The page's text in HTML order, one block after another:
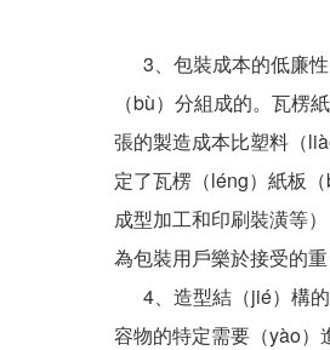
3、包裝成本的低廉性
（bù）分組成的。瓦楞
張的製造成本比塑料（
定了瓦楞（léng）紙板
成型加工和印刷裝潢等
為包裝用戶樂於接受的
4、造型結（jié）構的
容物的特定需要（yào）